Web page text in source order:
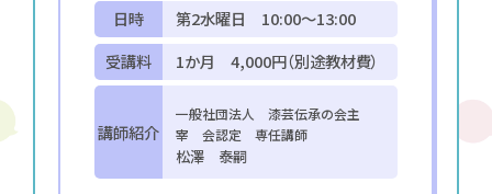
日時
第2水曜日 10:00～13:00
受講料
1か月 4,000円（別途教材費）
講師紹介
一般社団法人 漆芸伝承の会主
宰 会認定 専任講師
松澤 泰嗣